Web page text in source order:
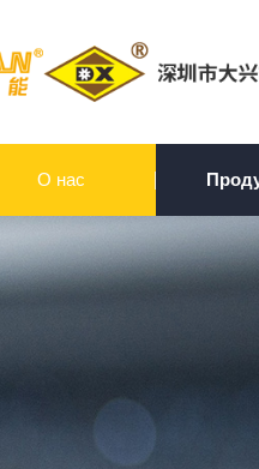
О нас